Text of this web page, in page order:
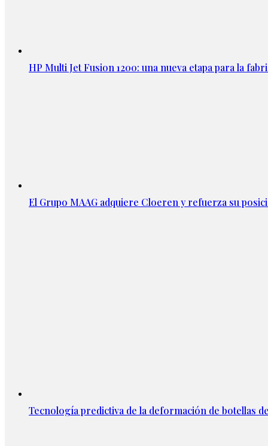
HP Multi Jet Fusion 1200: una nueva etapa para la
El Grupo MAAG adquiere Cloeren y refuerza su
Tecnología predictiva de la deformación de botellas